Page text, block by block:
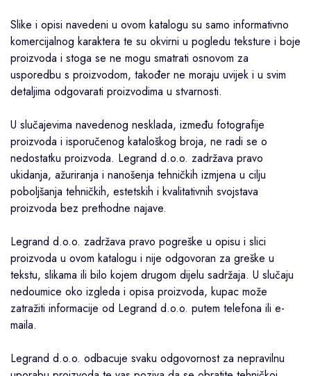
Slike i opisi navedeni u ovom katalogu su samo informativno
komercijalnog karaktera te su okvirni u pogledu teksture i boje
proizvoda i stoga se ne mogu smatrati osnovom za
usporedbu s proizvodom, također ne moraju uvijek i u svim
detaljima odgovarati proizvodima u stvarnosti.
U slučajevima navedenog nesklada, između fotografije
proizvoda i isporučenog kataloškog broja, ne radi se o
nedostatku proizvoda. Legrand d.o.o. zadržava pravo
ukidanja, ažuriranja i nanošenja tehničkih izmjena u cilju
poboljšanja tehničkih, estetskih i kvalitativnih svojstava
proizvoda bez prethodne najave.
Legrand d.o.o. zadržava pravo pogreške u opisu i slici
proizvoda u ovom katalogu i nije odgovoran za greške u
tekstu, slikama ili bilo kojem drugom dijelu sadržaja. U slučaju
nedoumice oko izgleda i opisa proizvoda, kupac može
zatražiti informacije od Legrand d.o.o. putem telefona ili e-
maila.
Legrand d.o.o. odbacuje svaku odgovornost za nepravilnu